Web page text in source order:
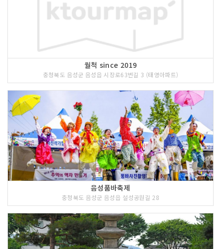
월척 since 2019
충청북도 음성군 음성읍 시장로63번길 3 (태영아파트)
음성품바축제
충청북도 음성군 음성읍 설성공원길 28